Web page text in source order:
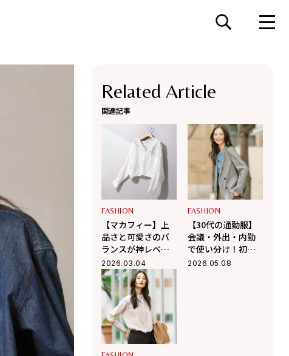
Related Article
関連記事
FASHION
【マカフィー】上
品さと可愛さのバ
ランスが神レベ
ル！編集部員が狙
う、春に着たい新
作ブラウス
2026.03.04
FASHION
【30代の通勤服】
会議・外出・内勤
で使い分け！初夏
のオフィスカジュ
2026.05.08